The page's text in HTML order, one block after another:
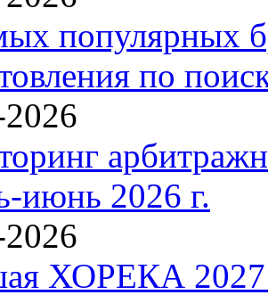
популярных
по
июнь 2026 г.
ХОРЕКА 2027: